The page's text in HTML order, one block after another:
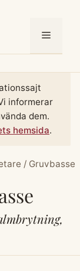
Meny
informerar
dem.
hemsida.
/ Gruvbasse